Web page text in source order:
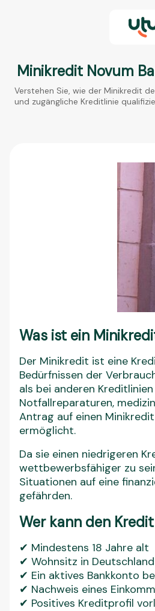
Minikredit Novum
Verstehen Sie, wie der Minikredit
und zugängliche Kreditlinie
Was ist ein
Der Minikredit ist eine
Bedürfnissen der
als bei anderen
Notfallreparaturen,
Antrag auf einen
ermöglicht.
Da sie einen niedrigeren
wettbewerbsfähiger zu
Situationen auf eine
gefährden.
Wer kann den
✔ Mindestens 18 Jahre alt
✔ Wohnsitz in Deutschland
✔ Ein aktives Bankkonto
✔ Nachweis eines
✔ Positives Kreditprofil